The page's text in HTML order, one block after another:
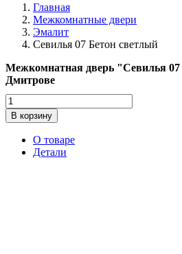
Главная
Межкомнатные двери
Эмалит
Севилья 07 Бетон светлый
Межкомнатная дверь "Севилья
Дмитрове
Количество
товара
Севилья
Бетон
светлый
В корзину
О товаре
Детали